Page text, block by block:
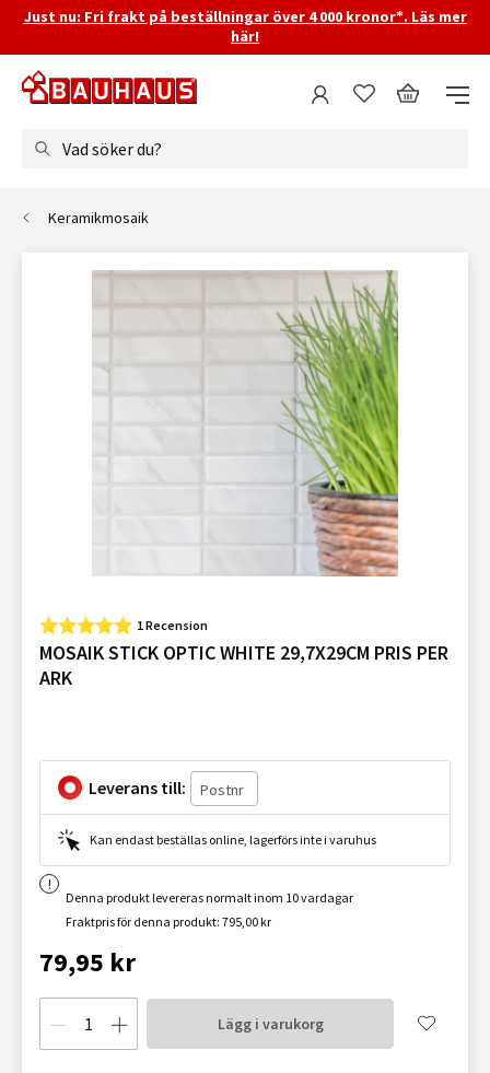
Just nu: Fri frakt på beställningar över 4 000 kronor*. Läs mer
här!
Vad söker du?
Keramikmosaik
1 Recension
MOSAIK STICK OPTIC WHITE 29,7X29CM PRIS PER
ARK
Leverans till:
Kan endast beställas online, lagerförs inte i varuhus
Denna produkt levereras normalt inom 10 vardagar
Fraktpris för denna produkt: 795,00 kr
79,95 kr
Lägg i varukorg